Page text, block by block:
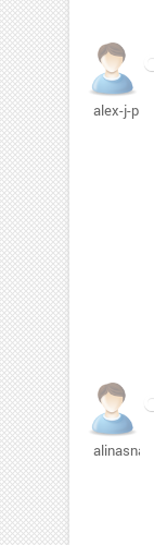
alex-j-p